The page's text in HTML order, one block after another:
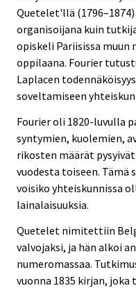
Quetelet'llä
organisoijana kuin
opiskeli Pariisissa muun
oppilaana. Fourier
Laplacen
soveltamiseen
Fourier oli 1820-luvulla
syntymien, kuolemien,
rikosten määrät
vuodesta toiseen.
voisiko yhteiskunnissa
lainalaisuuksia.
Quetelet nimitettiin
valvojaksi, ja hän alkoi
numeromassaa.
vuonna 1835 kirjan,